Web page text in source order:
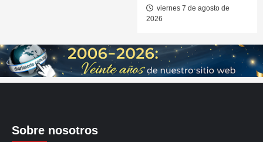
viernes 7 de agosto de
2026
Sobre nosotros